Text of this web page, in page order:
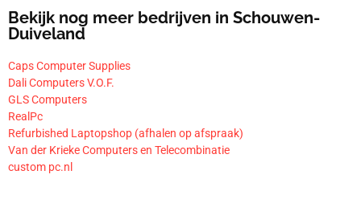
Bekijk nog meer bedrijven in Schouwen-
Duiveland
Caps Computer Supplies
Dali Computers V.O.F.
GLS Computers
RealPc
Refurbished Laptopshop (afhalen op afspraak)
Van der Krieke Computers en Telecombinatie
custom pc.nl